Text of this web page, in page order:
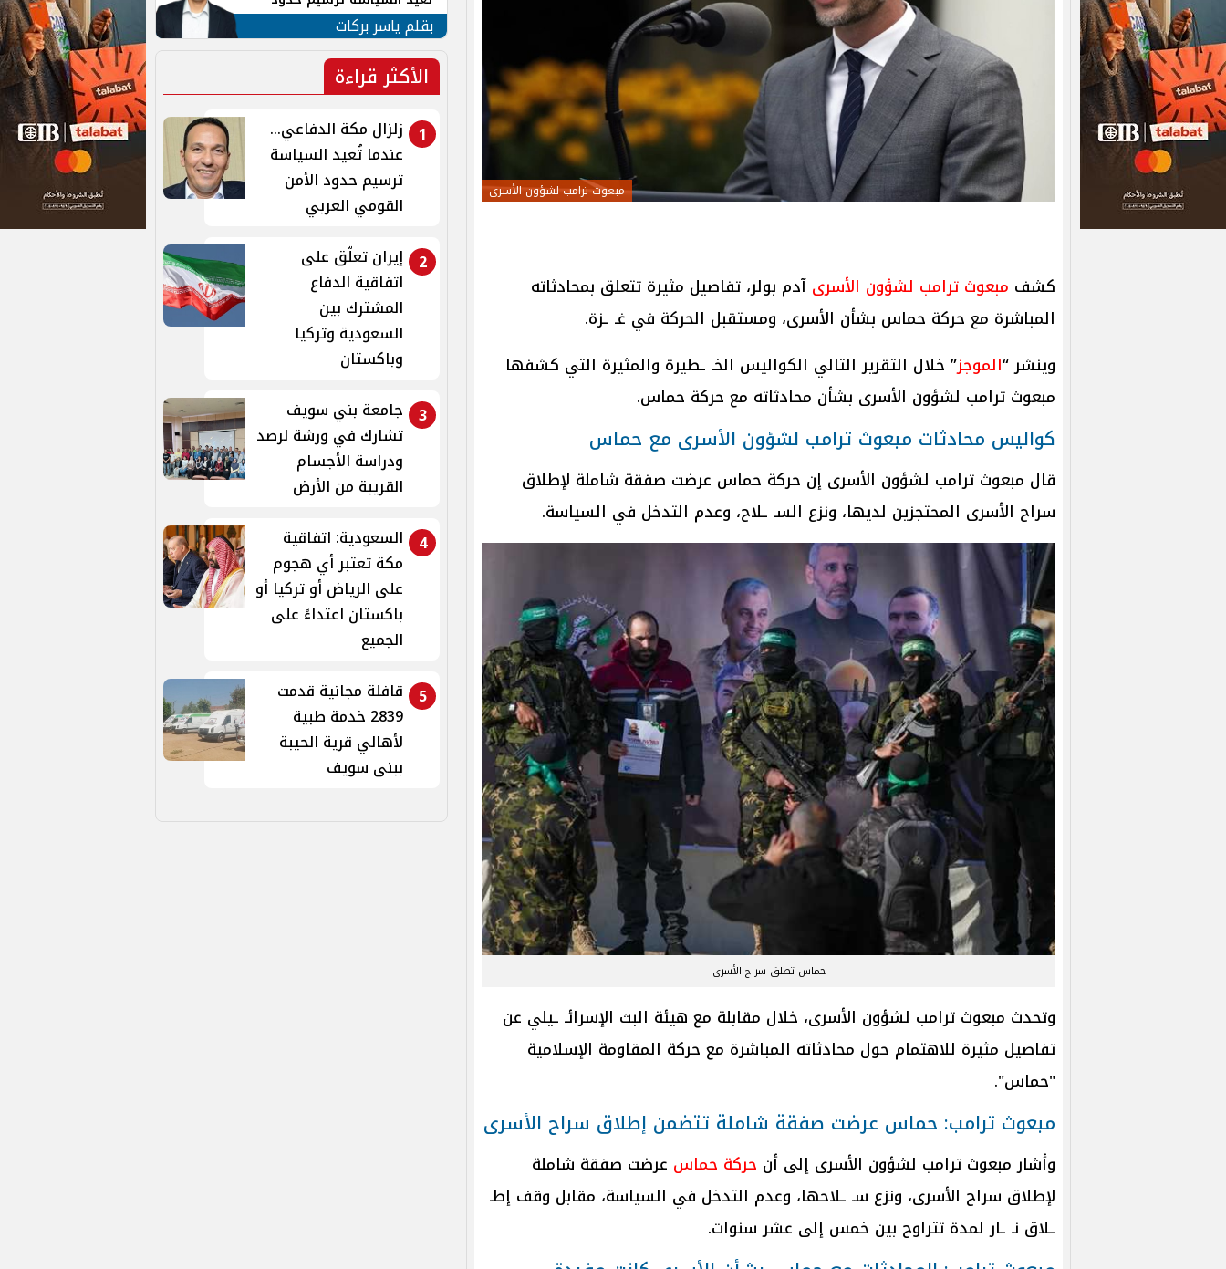
مبعوث ترامب لشؤون الأسرى
كشف مبعوث ترامب لشؤون الأسرى آدم بولر، تفاصيل مثيرة تتعلق بمحادثاته
المباشرة مع حركة حماس بشأن الأسرى، ومستقبل الحركة في غـ ـزة.
وينشر “الموجز” خلال التقرير التالي الكواليس الخـ ـطيرة والمثيرة التي كشفها
مبعوث ترامب لشؤون الأسرى بشأن محادثاته مع حركة حماس.
كواليس محادثات مبعوث ترامب لشؤون الأسرى مع حماس
قال مبعوث ترامب لشؤون الأسرى إن حركة حماس عرضت صفقة شاملة لإطلاق
سراح الأسرى المحتجزين لديها، ونزع السـ ـلاح، وعدم التدخل في السياسة.
حماس تطلق سراح الأسرى
وتحدث مبعوث ترامب لشؤون الأسرى، خلال مقابلة مع هيئة البث الإسرائـ ـيلي عن
تفاصيل مثيرة للاهتمام حول محادثاته المباشرة مع حركة المقاومة الإسلامية
"حماس".
مبعوث ترامب: حماس عرضت صفقة شاملة تتضمن إطلاق سراح الأسرى
وأشار مبعوث ترامب لشؤون الأسرى إلى أن حركة حماس عرضت صفقة شاملة
لإطلاق سراح الأسرى، ونزع سـ ـلاحها، وعدم التدخل في السياسة، مقابل وقف إطـ
ـلاق نـ ـار لمدة تتراوح بين خمس إلى عشر سنوات.
الأمن القومي العربي
بقلم ياسر بركات
الأكثر قراءة
1
زلزال مكة الدفاعي...
عندما تُعيد السياسة
ترسيم حدود الأمن
القومي العربي
2
إيران تعلّق على
اتفاقية الدفاع
المشترك بين
السعودية وتركيا
وباكستان
3 جامعة بني سويف
تشارك في ورشة لرصد
ودراسة الأجسام
القريبة من الأرض
4
السعودية: اتفاقية
مكة تعتبر أي هجوم
على الرياض أو تركيا أو
باكستان اعتداءً على
الجميع
5
قافلة مجانية قدمت
2839 خدمة طبية
لأهالي قرية الحيبة
ببنى سويف